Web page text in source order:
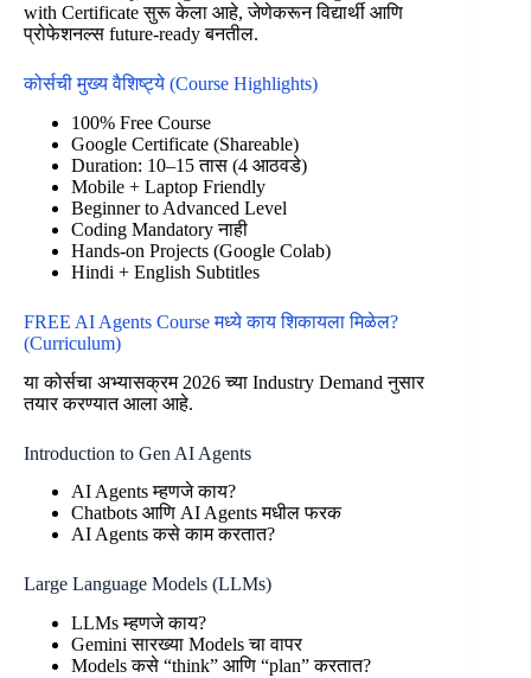
with Certificate सुरू केला आहे, जेणेकरून विद्यार्थी आणि
प्रोफेशनल्स future-ready बनतील.
कोर्सची मुख्य वैशिष्ट्ये (Course Highlights)
100% Free Course
Google Certificate (Shareable)
Duration: 10–15 तास (4 आठवडे)
Mobile + Laptop Friendly
Beginner to Advanced Level
Coding Mandatory नाही
Hands-on Projects (Google Colab)
Hindi + English Subtitles
FREE AI Agents Course मध्ये काय शिकायला मिळेल?
(Curriculum)
या कोर्सचा अभ्यासक्रम 2026 च्या Industry Demand नुसार
तयार करण्यात आला आहे.
Introduction to Gen AI Agents
AI Agents म्हणजे काय?
Chatbots आणि AI Agents मधील फरक
AI Agents कसे काम करतात?
Large Language Models (LLMs)
LLMs म्हणजे काय?
Gemini सारख्या Models चा वापर
Models कसे “think” आणि “plan” करतात?